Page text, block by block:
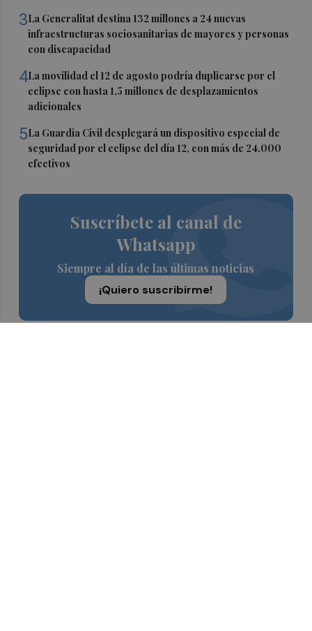
3La Generalitat destina 132 millones a 24 nuevas
infraestructuras sociosanitarias de mayores y personas
con discapacidad
4La movilidad el 12 de agosto podría duplicarse por el
eclipse con hasta 1,5 millones de desplazamientos
adicionales
5La Guardia Civil desplegará un dispositivo especial de
seguridad por el eclipse del día 12, con más de 24.000
efectivos
Suscríbete al canal de
Whatsapp
Siempre al día de las últimas noticias
¡Quiero suscribirme!